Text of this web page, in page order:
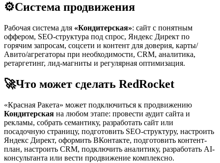
⚙️Система продвижения
Рабочая система для «Кондитерская»: сайт с понятным
оффером, SEO-структура под спрос, Яндекс Директ по
горячим запросам, соцсети и контент для доверия, карты/
Авито/агрегаторы при необходимости, CRM, аналитика,
ретаргетинг, лид-магниты и регулярная оптимизация.
🚀Что может сделать RedRocket
«Красная Ракета» может подключиться к продвижению
Кондитерская на любом этапе: провести аудит сайта и
рекламы, собрать семантику, разработать сайт или
посадочную страницу, подготовить SEO-структуру, настроить
Яндекс Директ, оформить ВКонтакте, подготовить контент-
план, настроить CRM, подключить аналитику, разработать AI-
консультанта или вести продвижение комплексно.